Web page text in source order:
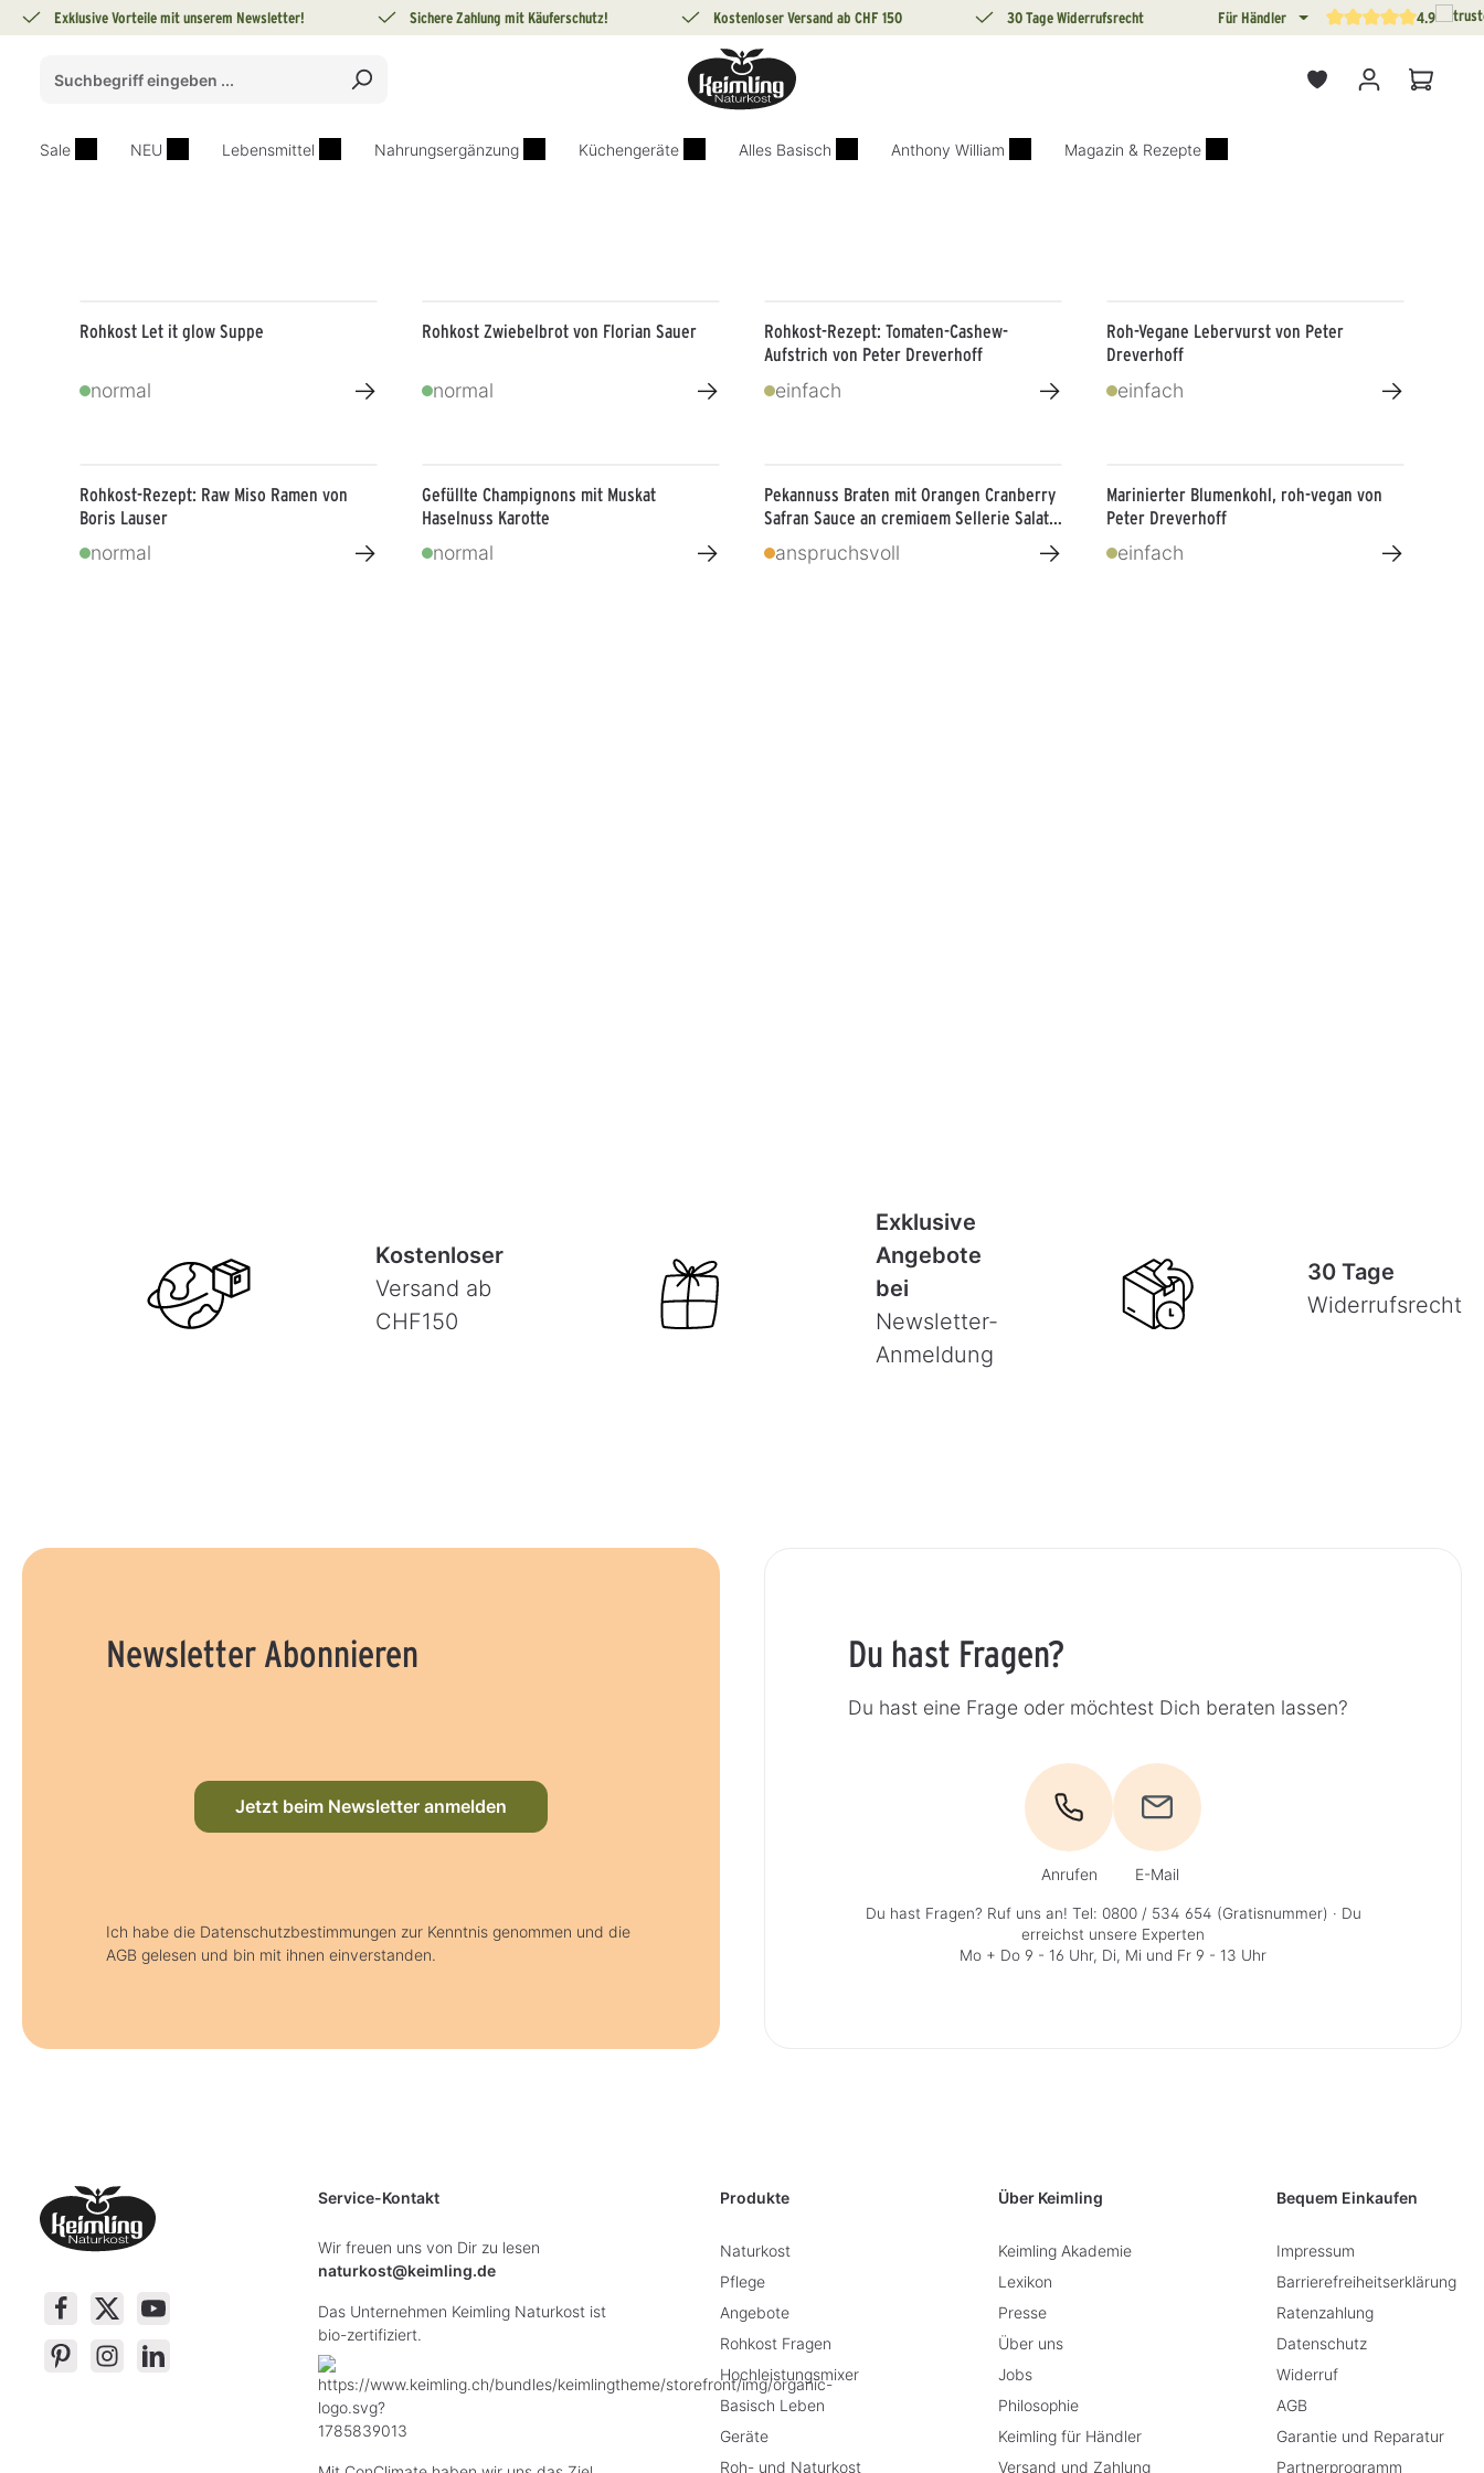
Zur Hauptnavigation springen
Exklusive Vorteile mit unserem Newsletter! Sichere Zahlung mit Käuferschutz! Kostenloser Versand ab CHF 150 30 Tage Widerrufsrecht Für Händler Durchschnittliche4.9
Sale NEU Lebensmittel Nahrungsergänzung Küchengeräte Alles Basisch Anthony William Magazin & Rezepte
Rohkost Let it glow Suppe
normal →
Rohkost Zwiebelbrot von Florian Sauer
normal →
Rohkost-Rezept: Tomaten-Cashew-
Aufstrich von Peter Dreverhoff
einfach →
Roh-Vegane Lebervurst von Peter
Dreverhoff
einfach →
Rohkost-Rezept: Raw Miso Ramen von
Boris Lauser
normal →
Gefüllte Champignons mit Muskat
Haselnuss Karotte
normal →
Pekannuss Braten mit Orangen Cranberry
Safran Sauce an cremigem Sellerie Salat
von Boris Lauser
anspruchsvoll →
Marinierter Blumenkohl, roh-vegan von
Peter Dreverhoff
einfach →
Kostenloser
Versand ab
CHF150
Exklusive
Angebote
bei
Newsletter-
Anmeldung
30 Tage
Widerrufsrecht
Newsletter Abonnieren
Jetzt beim Newsletter anmelden
Ich habe die Datenschutzbestimmungen zur Kenntnis genommen und die
AGB gelesen und bin mit ihnen einverstanden.
Du hast Fragen?
Du hast eine Frage oder möchtest Dich beraten lassen?
Anrufen E-Mail
Du hast Fragen? Ruf uns an! Tel: 0800 / 534 654 (Gratisnummer) · Du
erreichst unsere Experten
Mo + Do 9 - 16 Uhr, Di, Mi und Fr 9 - 13 Uhr
Service-Kontakt
Wir freuen uns von Dir zu lesen
naturkost@keimling.de
Das Unternehmen Keimling Naturkost ist
bio-zertifiziert.
Produkte
Naturkost
Pflege
Angebote
Rohkost Fragen
Hochleistungsmixer
Basisch Leben
Geräte
Roh- und Naturkost
Über Keimling
Keimling Akademie
Lexikon
Presse
Über uns
Jobs
Philosophie
Keimling für Händler
Versand und Zahlung
Bequem Einkaufen
Impressum
Barrierefreiheitserklärung
Ratenzahlung
Datenschutz
Widerruf
AGB
Garantie und Reparatur
Partnerprogramm